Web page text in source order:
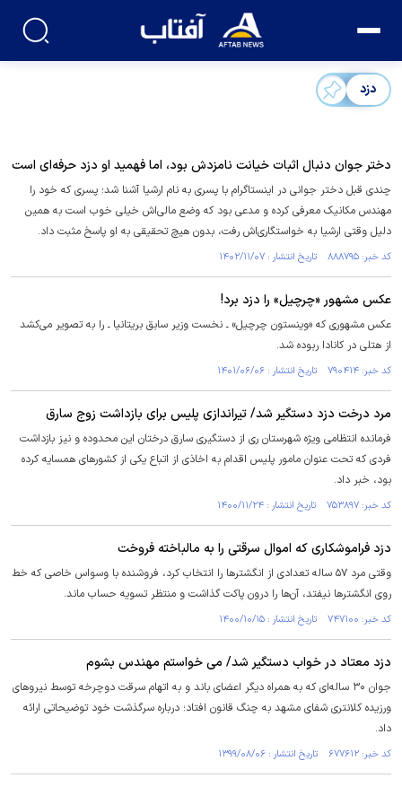
دزد
دختر جوان دنبال اثبات خیانت نامزدش بود، اما فهمید او دزد حرفه‌ای است
چندی قبل دختر جوانی در اینستاگرام با پسری به نام ارشیا آشنا شد؛ پسری که خود را
مهندس مکانیک معرفی کرده و مدعی بود که وضع مالی‌اش خیلی خوب است به همین
دلیل وقتی ارشیا به خواستگاری‌اش رفت، بدون هیچ تحقیقی به او پاسخ مثبت داد.
کد خبر: ۸۸۸۷۹۵ تاریخ انتشار : ۱۴۰۲/۱۱/۰۷
عکس مشهور «چرچیل» را دزد برد!
عکس مشهوری که «وینستون چرچیل» ـ نخست‌ وزیر سابق بریتانیا ـ را به تصویر می‌کشد
از هتلی در کانادا ربوده شد.
کد خبر: ۷۹۰۴۱۴ تاریخ انتشار : ۱۴۰۱/۰۶/۰۶
مرد درخت دزد دستگیر شد/ تیراندازی پلیس برای بازداشت زوج سارق
فرمانده انتظامی ویژه شهرستان ری از دستگیری سارق درختان این محدوده و نیز بازداشت
فردی که تحت عنوان مامور پلیس اقدام به اخاذی از اتباع یکی از کشورهای همسایه کرده
بود، خبر داد.
کد خبر: ۷۵۳۸۹۷ تاریخ انتشار : ۱۴۰۰/۱۱/۲۴
دزد فراموشکاری که اموال سرقتی را به مالباخته فروخت
وقتی مرد ۵۷ ساله تعدادی از انگشتر‌ها را انتخاب کرد، فروشنده با وسواس خاصی که خط
روی انگشتر‌ها نیفتد، آن‌ها را درون پاکت گذاشت و منتظر تسویه حساب ماند.
کد خبر: ۷۴۷۱۰۰ تاریخ انتشار : ۱۴۰۰/۱۰/۱۵
دزد معتاد در خواب دستگیر شد/ می خواستم مهندس بشوم
جوان ۳۰ ساله‌ای که به همراه دیگر اعضای باند و به اتهام سرقت دوچرخه توسط نیروهای
ورزیده کلانتری شفای مشهد به چنگ قانون افتاد؛ درباره سرگذشت خود توضیحاتی ارائه
داد.
کد خبر: ۶۷۷۶۱۲ تاریخ انتشار : ۱۳۹۹/۰۸/۰۶